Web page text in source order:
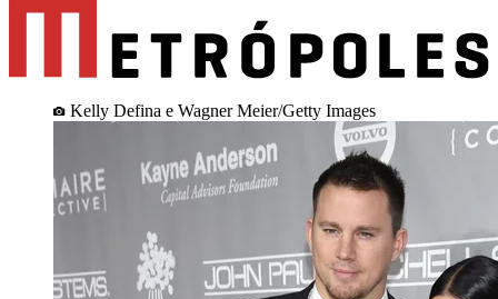
Kelly Defina e Wagner Meier/Getty Images